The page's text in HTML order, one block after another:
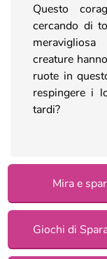
Questo
cercando di
creature
ruote in
respingere i
tardi?
Mira e
Giochi di